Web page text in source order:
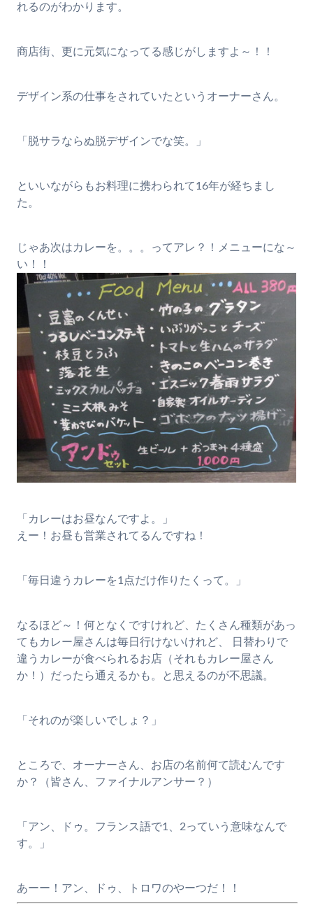
れるのがわかります。
商店街、更に元気になってる感じがしますよ～！！
デザイン系の仕事をされていたというオーナーさん。
「脱サラならぬ脱デザインでな笑。」
といいながらもお料理に携わられて16年が経ちまし
た。
じゃあ次はカレーを。。。ってアレ？！メニューにな～
い！！
「カレーはお昼なんですよ。」
えー！お昼も営業されてるんですね！
「毎日違うカレーを1点だけ作りたくって。」
なるほど～！何となくですけれど、たくさん種類があっ
てもカレー屋さんは毎日行けないけれど、 日替わりで
違うカレーが食べられるお店（それもカレー屋さん
か！）だったら通えるかも。と思えるのが不思議。
「それのが楽しいでしょ？」
ところで、オーナーさん、お店の名前何て読むんです
か？（皆さん、ファイナルアンサー？）
「アン、ドゥ。フランス語で1、2っていう意味なんで
す。」
あーー！アン、ドゥ、トロワのやーつだ！！